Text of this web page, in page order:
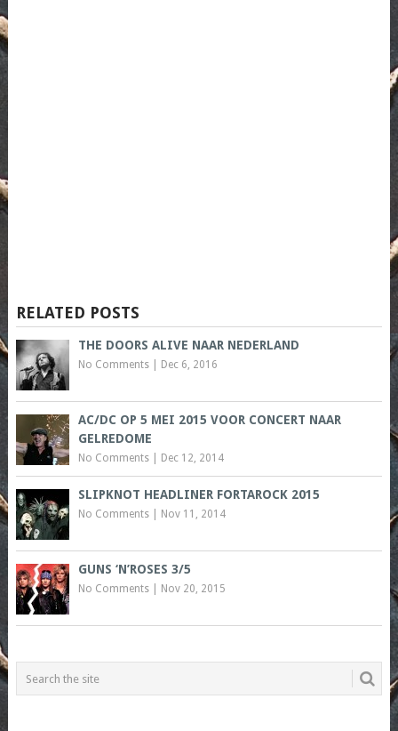
RELATED POSTS
THE DOORS ALIVE NAAR NEDERLAND
No Comments| Dec 6, 2016
AC/DC OP 5 MEI 2015 VOOR CONCERT NAAR
GELREDOME
No Comments| Dec 12, 2014
SLIPKNOT HEADLINER FORTAROCK 2015
No Comments| Nov 11, 2014
GUNS ‘N’ROSES 3/5
No Comments| Nov 20, 2015